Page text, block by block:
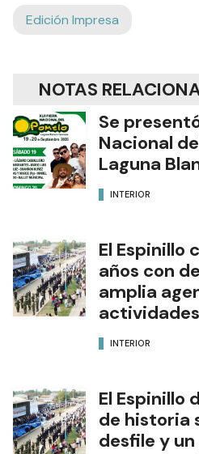
Edición Impresa
NOTAS
Se
Nacional
Laguna
INTERIOR
El Espinillo
años con
amplia
actividades
INTERIOR
El Espinillo
de historia
desfile y